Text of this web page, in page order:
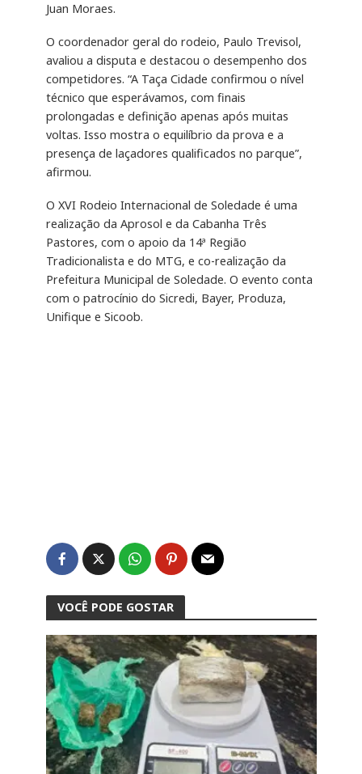
Juan Moraes.
O coordenador geral do rodeio, Paulo Trevisol,
avaliou a disputa e destacou o desempenho dos
competidores. “A Taça Cidade confirmou o nível
técnico que esperávamos, com finais
prolongadas e definição apenas após muitas
voltas. Isso mostra o equilíbrio da prova e a
presença de laçadores qualificados no parque”,
afirmou.
O XVI Rodeio Internacional de Soledade é uma
realização da Aprosol e da Cabanha Três
Pastores, com o apoio da 14ª Região
Tradicionalista e do MTG, e co-realização da
Prefeitura Municipal de Soledade. O evento conta
com o patrocínio do Sicredi, Bayer, Produza,
Unifique e Sicoob.
VOCÊ PODE GOSTAR